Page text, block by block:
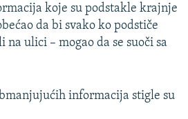
koje su podstakle krajnje
da bi svako ko podstiče
ulici – mogao da se suoči sa
informacija stigle su